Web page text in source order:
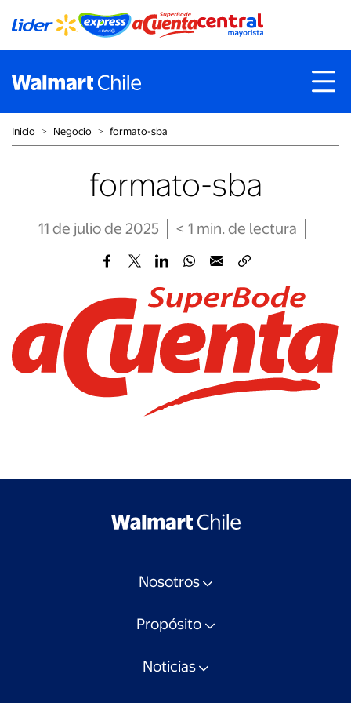
Inicio ˃ Negocio ˃ formato-sba
formato-sba
11 de julio de 2025 < 1 min. de lectura
Nosotros
Propósito
Noticias